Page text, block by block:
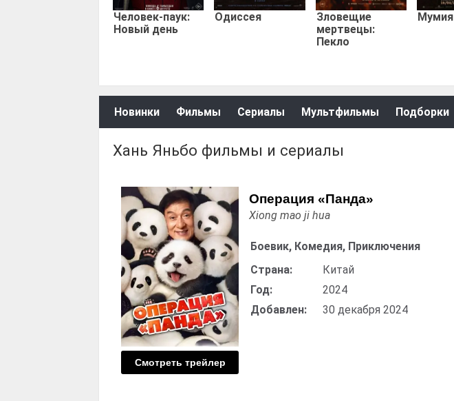
Человек-паук:
Новый день
Одиссея
Зловещие
мертвецы:
Пекло
Мумия
Новинки Фильмы Сериалы Мультфильмы Подборки
Хань Яньбо фильмы и сериалы
Операция «Панда»
Смотреть трейлер
Xiong mao ji hua
Боевик, Комедия, Приключения
Страна:
Китай
Год:
2024
Добавлен:
30 декабря 2024